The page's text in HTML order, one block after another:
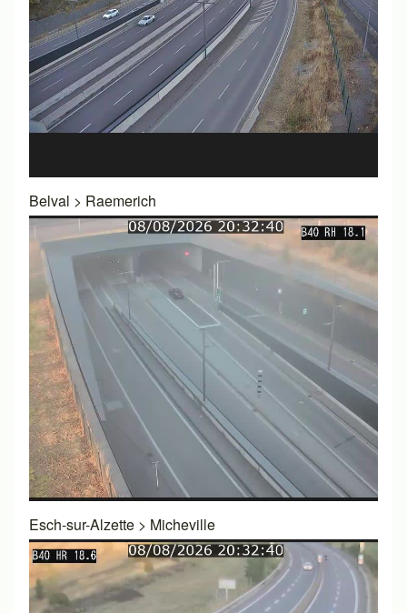
Belval > Raemerich
Esch-sur-Alzette > Micheville